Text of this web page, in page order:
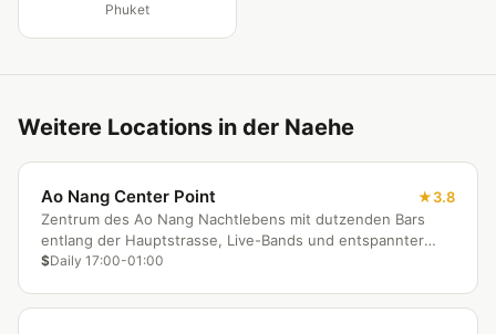
Phuket
Weitere Locations in der Naehe
Ao Nang Center Point
3.8
Zentrum des Ao Nang Nachtlebens mit dutzenden Bars
entlang der Hauptstrasse, Live-Bands und entspannter
Atmosphäre.
$Daily 17:00-01:00